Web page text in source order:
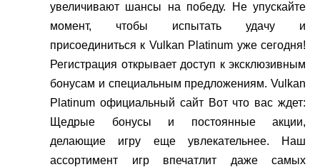
увеличивают шансы на победу. Не упускайте
момент, чтобы испытать удачу и
присоединиться к Vulkan Platinum уже сегодня!
Регистрация открывает доступ к эксклюзивным
бонусам и специальным предложениям. Vulkan
Platinum официальный сайт Вот что вас ждет:
Щедрые бонусы и постоянные акции,
делающие игру еще увлекательнее. Наш
ассортимент игр впечатлит даже самых